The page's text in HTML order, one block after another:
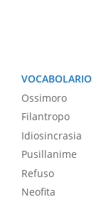
VOCABOLARIO
Ossimoro
Filantropo
Idiosincrasia
Pusillanime
Refuso
Neofita